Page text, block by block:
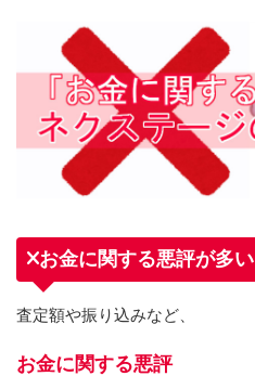
お金に関する悪評が多い
査定額や振り込みなど、
お金に関する悪評